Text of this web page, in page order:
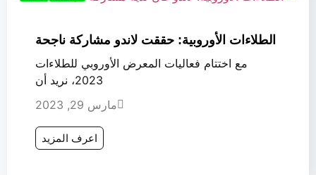
الطلاءات الأوروبية: حققت لاندو مشاركة ناجحة
مع اختتام فعاليات المعرض الأوروبي للطلاءات
2023، نريد أن
مارس 29, 2023
اعرف المزيد